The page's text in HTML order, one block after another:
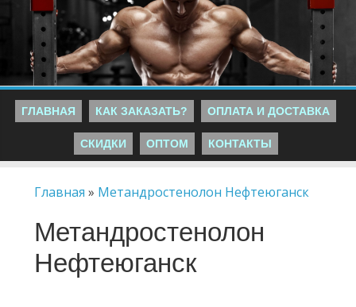
ГЛАВНАЯ КАК ЗАКАЗАТЬ? ОПЛАТА И ДОСТАВКА
СКИДКИ ОПТОМ КОНТАКТЫ
Главная » Метандростенолон Нефтеюганск
Метандростенолон
Нефтеюганск